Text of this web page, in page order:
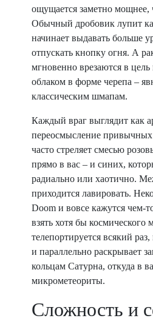
ощущается заметно мощнее,
Обычный дробовик лупит
начинает выдавать больше
отпускать кнопку огня. А
мгновенно врезаются в
облаком в форме черепа –
классическим шмапам.
Каждый враг выглядит как
переосмысление
часто стреляет смесью
прямо в вас – и синих,
радиально или хаотично.
приходится лавировать.
Doom и вовсе кажутся чем-
взять хотя бы космического
телепортируется всякий
и параллельно раскрывает
кольцам Сатурна, откуда в
микрометеориты.
Сложность и